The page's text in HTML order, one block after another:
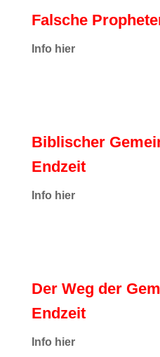
Falsche
nfo hier
Biblischer
Endzeit
Info hier
Der Weg der
Endzeit
Info hier